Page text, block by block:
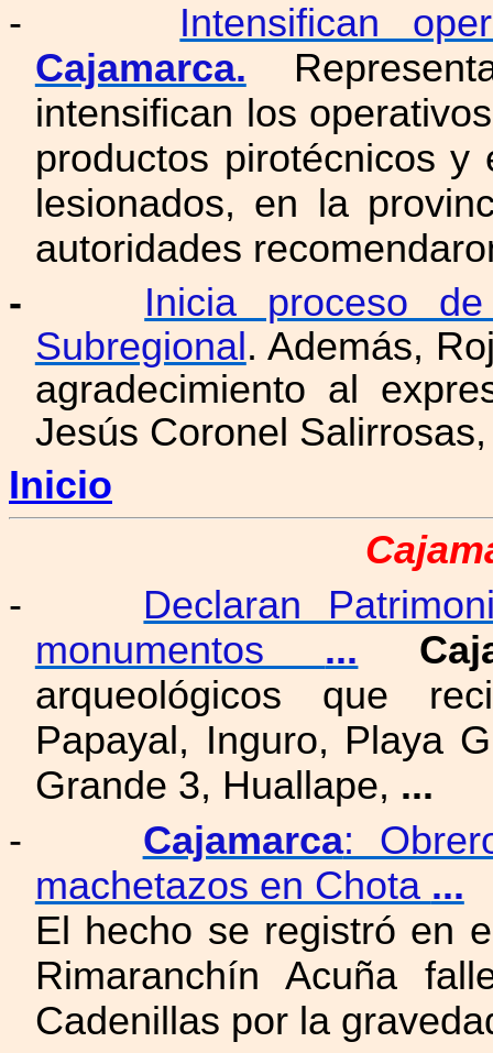
-
Intensifican
Cajamarca.
intensifican los
productos pirotécnicos
lesionados, en la
autoridades
- Inicia proceso
Subregional . Además,
agradecimiento al
Jesús Coronel
Inicio
-
Declaran
monumentos ...
arqueológicos que
Papayal, Inguro, Playa
Grande 3, Huallape, ...
-
Cajamarca:
machetazos en Chota ...
El hecho se registró en
Rimaranchín Acuña
Cadenillas por la